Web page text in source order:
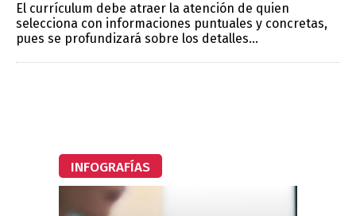
El currículum debe atraer la atención de quien
selecciona con informaciones puntuales y concretas,
pues se profundizará sobre los detalles...
INFOGRAFÍAS